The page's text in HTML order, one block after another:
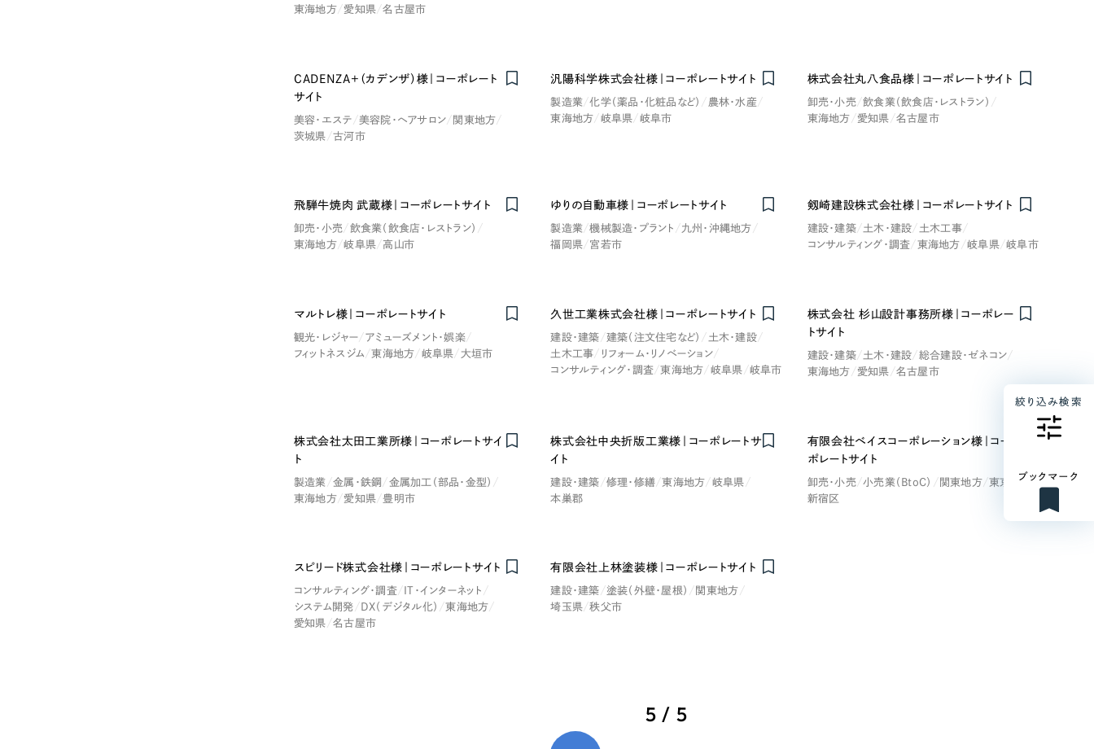
Contact Us
せください。もちろん、Web集客の戦略設計を具現化するサイト構成、デザ
無料で課題整理を依頼する
情報セキュリティ方針
絞り込み検索
ブックマーク
東海地方
愛知県 名古屋市
CADENZA+（カデンザ）様｜コーポレート
サイト
美容・エステ 美容院・ヘアサロン
関東地方
茨城県
古河市
汎陽科学株式会社様｜コーポレートサイト
製造業 化学（薬品・化粧品など）
農林・水産
東海地方
岐阜県 岐阜市
株式会社丸八食品様｜コーポレートサイト
卸売・小売
飲食業（飲食店・レストラン）
東海地方
愛知県 名古屋市
飛騨牛焼肉 武蔵様｜コーポレートサイト
卸売・小売
飲食業（飲食店・レストラン）
東海地方
岐阜県 高山市
ゆりの自動車様｜コーポレートサイト
製造業 機械製造・プラント
九州・沖縄地方
福岡県
宮若市
剱崎建設株式会社様｜コーポレートサイト
建設・建築 土木・建設
土木工事
コンサルティング・調査
東海地方 岐阜県 岐阜市
マルトレ様｜コーポレートサイト
観光・レジャー
アミューズメント・娯楽
フィットネスジム
東海地方 岐阜県 大垣市
久世工業株式会社様｜コーポレートサイト
建設・建築 建築（注文住宅など）
土木・建設
土木工事
リフォーム・リノベーション
コンサルティング・調査
東海地方 岐阜県 岐阜市
株式会社 杉山設計事務所様｜コーポレー
トサイト
建設・建築 土木・建設
総合建設・ゼネコン
東海地方
愛知県 名古屋市
株式会社太田工業所様｜コーポレートサイ
ト
製造業 金属・鉄鋼
金属加工（部品・金型）
東海地方
愛知県 豊明市
株式会社中央折版工業様｜コーポレートサ
イト
建設・建築 修理・修繕 東海地方
岐阜県
本巣郡
有限会社ベイスコーポレーション様｜コー
ポレートサイト
卸売・小売 小売業（BtoC） 関東地方
東京都
新宿区
スピリード株式会社様｜コーポレートサイト
コンサルティング・調査
IT・インターネット
システム開発
DX（デジタル化）
東海地方
愛知県
名古屋市
有限会社上林塗装様｜コーポレートサイト
建設・建築 塗装（外壁・屋根）
関東地方
埼玉県
秩父市
5 / 5